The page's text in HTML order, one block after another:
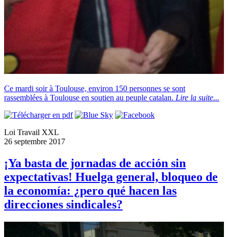
Ce mardi soir à Toulouse, environ 150 personnes se sont
rassemblées à Toulouse en soutien au peuple catalan. Lire la suite...
Loi Travail XXL
26 septembre 2017
¡Ya basta de jornadas de acción sin
expectativas! Huelga general, bloqueo de
la economía: ¿pero qué hacen las
direcciones sindicales?